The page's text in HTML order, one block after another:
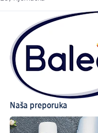
Naša preporuka